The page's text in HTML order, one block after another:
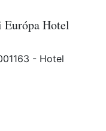
Hotel
- Hotel